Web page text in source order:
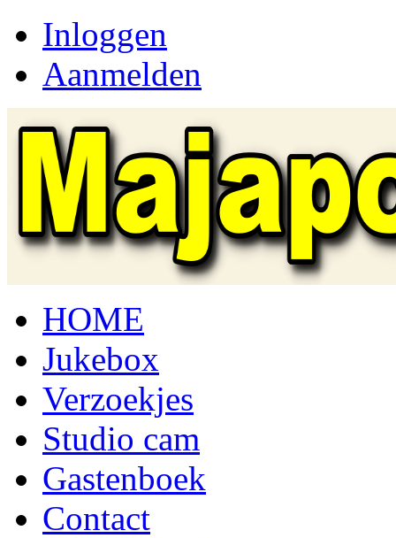
Inloggen
Aanmelden
HOME
Jukebox
Verzoekjes
Studio cam
Gastenboek
Contact